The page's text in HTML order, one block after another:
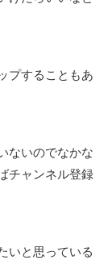
プすることもあ
ないのでなかな
チャンネル登録
いと思っている